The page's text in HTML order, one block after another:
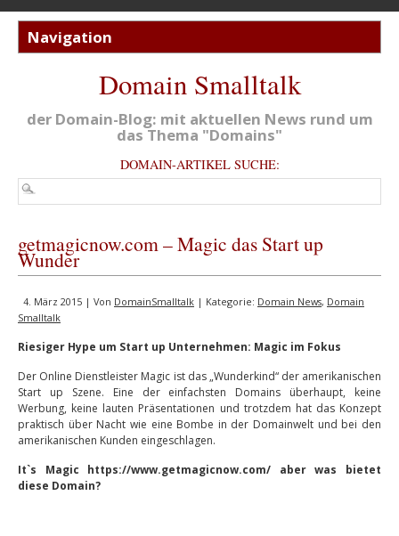
Domain Smalltalk
der Domain-Blog: mit aktuellen News rund um
das Thema "Domains"
DOMAIN-ARTIKEL SUCHE:
getmagicnow.com – Magic das Start up
Wunder
4. März 2015 | Von DomainSmalltalk | Kategorie: Domain News, Domain
Smalltalk
Riesiger Hype um Start up Unternehmen: Magic im Fokus
Der Online Dienstleister Magic ist das „Wunderkind“ der amerikanischen
Start up Szene. Eine der einfachsten Domains überhaupt, keine
Werbung, keine lauten Präsentationen und trotzdem hat das Konzept
praktisch über Nacht wie eine Bombe in der Domainwelt und bei den
amerikanischen Kunden eingeschlagen.
It`s Magic https://www.getmagicnow.com/ aber was bietet
diese Domain?